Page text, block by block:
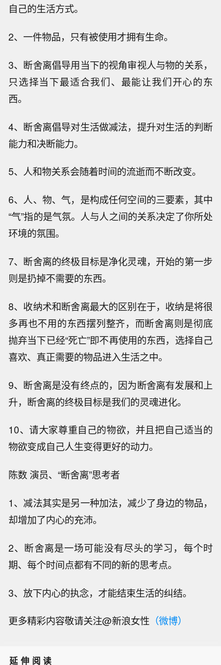
自己的生活方式。
2、一件物品，只有被使用才拥有生命。
3、断舍离倡导用当下的视角审视人与物的关系，
只选择当下最适合我们、最能让我们开心的东
西。
4、断舍离倡导对生活做减法，提升对生活的判断
能力和决断能力。
5、人和物关系会随着时间的流逝而不断改变。
6、人、物、气，是构成任何空间的三要素，其中
“气”指的是气氛。人与人之间的关系决定了你所处
环境的氛围。
7、断舍离的终极目标是净化灵魂，开始的第一步
则是扔掉不需要的东西。
8、收纳术和断舍离最大的区别在于，收纳是将很
多再也不用的东西摆列整齐，而断舍离则是彻底
抛弃当下已经“死亡”即不再使用的东西，选择自己
喜欢、真正需要的物品进入生活之中。
9、断舍离是没有终点的，因为断舍离有发展和上
升，断舍离的终极目标是我们的灵魂进化。
10、请大家尊重自己的物欲，并且把自己适当的
物欲变成自己人生变得更好的动力。
陈数 演员、“断舍离”思考者
1、减法其实是另一种加法，减少了身边的物品，
却增加了内心的充沛。
2、断舍离是一场可能没有尽头的学习，每个时
期、每个时间点都有不同的新的思考点。
3、放下内心的执念，才能结束生活的纠结。
更多精彩内容敬请关注@新浪女性 （微博）
延伸阅读